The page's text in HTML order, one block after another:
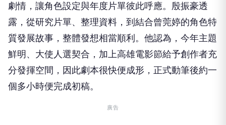
劇情，讓角色設定與年度片單彼此呼應。 殷振豪透
露，從研究片單、整理資料， 到結合曾莞婷的角色特
質發展故事，整體發想相當順利。他認為， 今年主題
鮮明、大使人選契合， 加上高雄電影節給予創作者充
分發揮空間，因此劇本很快便成形， 正式動筆後約一
個多小時便完成初稿。
廣告